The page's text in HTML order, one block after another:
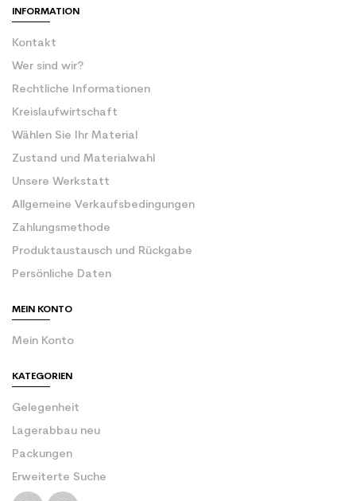
INFORMATION
Kontakt
Wer sind wir?
Rechtliche Informationen
Kreislaufwirtschaft
Wählen Sie Ihr Material
Zustand und Materialwahl
Unsere Werkstatt
Allgemeine Verkaufsbedingungen
Zahlungsmethode
Produktaustausch und Rückgabe
Persönliche Daten
MEIN KONTO
Mein Konto
KATEGORIEN
Gelegenheit
Lagerabbau neu
Packungen
Erweiterte Suche